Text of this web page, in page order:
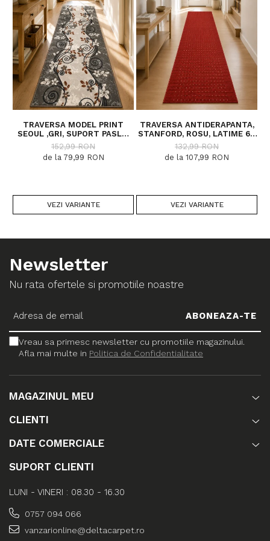
TRAVERSA MODEL PRINT
SEOUL ,GRI, SUPORT PASLA,
LATIME 100 CM, 820 GR/MP
152,99 RON
de la 79,99 RON
VEZI VARIANTE
TRAVERSA ANTIDERAPANTA,
STANFORD, ROSU, LATIME 67
CM, DIVERSE LUNGIMI
132,99 RON
de la 107,99 RON
VEZI VARIANTE
Newsletter
Nu rata ofertele si promotiile noastre
Vreau sa primesc newsletter cu promotiile magazinului.
Afla mai multe in Politica de Confidentialitate
MAGAZINUL MEU
CLIENTI
DATE COMERCIALE
SUPORT CLIENTI
LUNI - VINERI : 08.30 - 16.30
0757 094 066
vanzarionline@deltacarpet.ro